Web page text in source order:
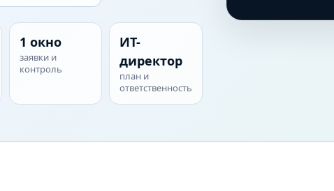
1 окно
заявки и
контроль
ИТ-
директор
план и
ответственность